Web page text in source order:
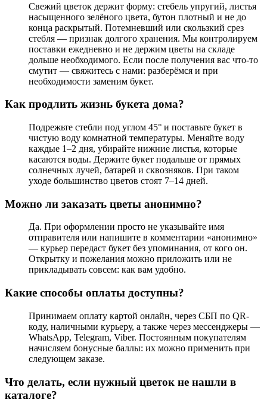
Свежий цветок держит форму: стебель упругий, листья
насыщенного зелёного цвета, бутон плотный и не до
конца раскрытый. Потемневший или скользкий срез
стебля — признак долгого хранения. Мы контролируем
поставки ежедневно и не держим цветы на складе
дольше необходимого. Если после получения вас что-то
смутит — свяжитесь с нами: разберёмся и при
необходимости заменим букет.
Как продлить жизнь букета дома?
Подрежьте стебли под углом 45° и поставьте букет в
чистую воду комнатной температуры. Меняйте воду
каждые 1–2 дня, убирайте нижние листья, которые
касаются воды. Держите букет подальше от прямых
солнечных лучей, батарей и сквозняков. При таком
уходе большинство цветов стоят 7–14 дней.
Можно ли заказать цветы анонимно?
Да. При оформлении просто не указывайте имя
отправителя или напишите в комментарии «анонимно»
— курьер передаст букет без упоминания, от кого он.
Открытку и пожелания можно приложить или не
прикладывать совсем: как вам удобно.
Какие способы оплаты доступны?
Принимаем оплату картой онлайн, через СБП по QR-
коду, наличными курьеру, а также через мессенджеры —
WhatsApp, Telegram, Viber. Постоянным покупателям
начисляем бонусные баллы: их можно применить при
следующем заказе.
Что делать, если нужный цветок не нашли в
каталоге?